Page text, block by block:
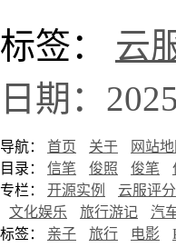
标签： 云
日期：
导航： 首页 关于
网站地
目录： 信笔 俊照 俊笔
专栏： 开源实例 云服评分
文化娱乐
旅行游记 汽
标签： 亲子 旅行 电影